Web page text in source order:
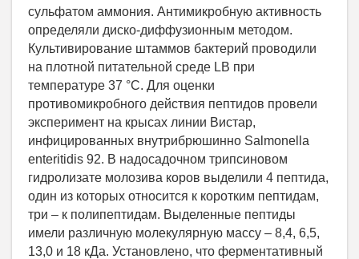
сульфатом аммония. Антимикробную активность
определяли диско-диффузионным методом.
Культивирование штаммов бактерий проводили
на плотной питательной среде LB при
температуре 37 °C. Для оценки
противомикробного действия пептидов провели
эксперимент на крысах линии Вистар,
инфицированных внутрибрюшинно Salmonella
enteritidis 92. В надосадочном трипсиновом
гидролизате молозива коров выделили 4 пептида,
один из которых относится к коротким пептидам,
три – к полипептидам. Выделенные пептиды
имели различную молекулярную массу – 8,4, 6,5,
13,0 и 18 кДа. Установлено, что ферментативный